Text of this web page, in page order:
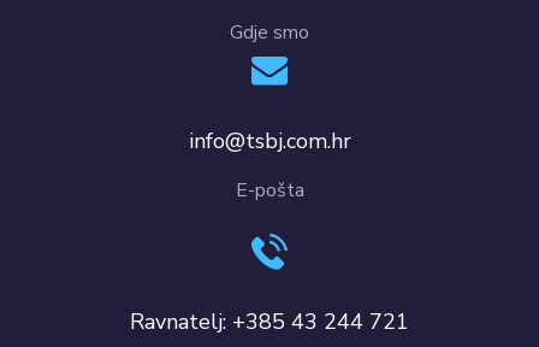
Gdje smo
info@tsbj.com.hr
E-pošta
Ravnatelj: +385 43 244 721